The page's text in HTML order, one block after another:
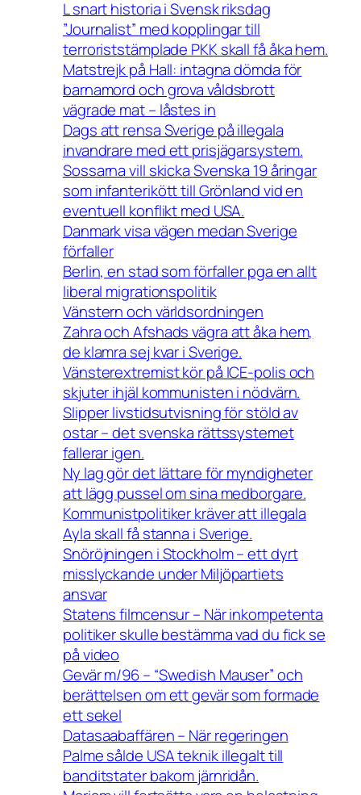
L snart historia i Svensk riksdag
”Journalist” med kopplingar till
terroriststämplade PKK skall få åka hem.
Matstrejk på Hall: intagna dömda för
barnamord och grova våldsbrott
vägrade mat – låstes in
Dags att rensa Sverige på illegala
invandrare med ett prisjägarsystem.
Sossarna vill skicka Svenska 19 åringar
som infanterikött till Grönland vid en
eventuell konflikt med USA.
Danmark visa vägen medan Sverige
förfaller
Berlin, en stad som förfaller pga en allt
liberal migrationspolitik
Vänstern och världsordningen
Zahra och Afshads vägra att åka hem,
de klamra sej kvar i Sverige.
Vänsterextremist kör på ICE-polis och
skjuter ihjäl kommunisten i nödvärn.
Slipper livstidsutvisning för stöld av
ostar – det svenska rättssystemet
fallerar igen.
Ny lag gör det lättare för myndigheter
att lägg pussel om sina medborgare.
Kommunistpolitiker kräver att illegala
Ayla skall få stanna i Sverige.
Snöröjningen i Stockholm – ett dyrt
misslyckande under Miljöpartiets
ansvar
Statens filmcensur – När inkompetenta
politiker skulle bestämma vad du fick se
på video
Gevär m/96 – “Swedish Mauser” och
berättelsen om ett gevär som formade
ett sekel
Datasaabaffären – När regeringen
Palme sålde USA teknik illegalt till
banditstater bakom järnridån.